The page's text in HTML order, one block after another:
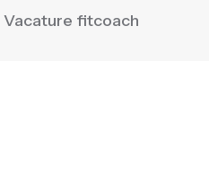
Vacature fitcoach